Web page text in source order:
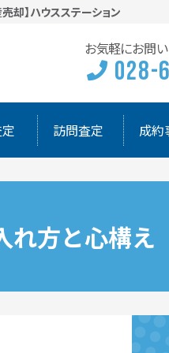
却】ハウスステーション
お気軽にお問
028-
訪問査定 成約
れ方と心構え